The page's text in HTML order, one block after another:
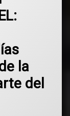
la
del